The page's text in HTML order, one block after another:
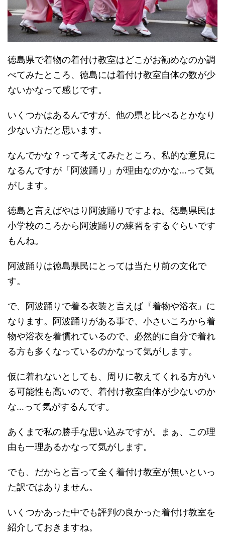
徳島県で着物の着付け教室はどこがお勧めなのか調
べてみたところ、徳島には着付け教室自体の数が少
ないかなって感じです。
いくつかはあるんですが、他の県と比べるとかなり
少ない方だと思います。
なんでかな？って考えてみたところ、私的な意見に
なるんですが「阿波踊り」が理由なのかな…って気
がします。
徳島と言えばやはり阿波踊りですよね。徳島県民は
小学校のころから阿波踊りの練習をするぐらいです
もんね。
阿波踊りは徳島県民にとっては当たり前の文化で
す。
で、阿波踊りで着る衣装と言えば『着物や浴衣』に
なります。阿波踊りがある事で、小さいころから着
物や浴衣を着慣れているので、必然的に自分で着れ
る方も多くなっているのかなって気がします。
仮に着れないとしても、周りに教えてくれる方がい
る可能性も高いので、着付け教室自体が少ないのか
な…って気がするんです。
あくまで私の勝手な思い込みですが。まぁ、この理
由も一理あるかなって気がします。
でも、だからと言って全く着付け教室が無いといっ
た訳ではありません。
いくつかあった中でも評判の良かった着付け教室を
紹介しておきますね。